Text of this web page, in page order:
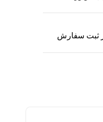
ثبت سفارش